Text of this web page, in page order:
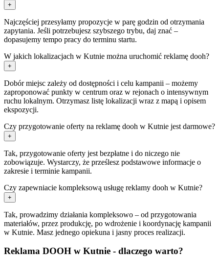
+
Najczęściej przesyłamy propozycje w parę godzin od otrzymania
zapytania. Jeśli potrzebujesz szybszego trybu, daj znać –
dopasujemy tempo pracy do terminu startu.
W jakich lokalizacjach w Kutnie można uruchomić reklamę dooh?
+
Dobór miejsc zależy od dostępności i celu kampanii – możemy
zaproponować punkty w centrum oraz w rejonach o intensywnym
ruchu lokalnym. Otrzymasz listę lokalizacji wraz z mapą i opisem
ekspozycji.
Czy przygotowanie oferty na reklamę dooh w Kutnie jest darmowe?
+
Tak, przygotowanie oferty jest bezpłatne i do niczego nie
zobowiązuje. Wystarczy, że prześlesz podstawowe informacje o
zakresie i terminie kampanii.
Czy zapewniacie kompleksową usługę reklamy dooh w Kutnie?
+
Tak, prowadzimy działania kompleksowo – od przygotowania
materiałów, przez produkcję, po wdrożenie i koordynację kampanii
w Kutnie. Masz jednego opiekuna i jasny proces realizacji.
Reklama DOOH w Kutnie - dlaczego warto?